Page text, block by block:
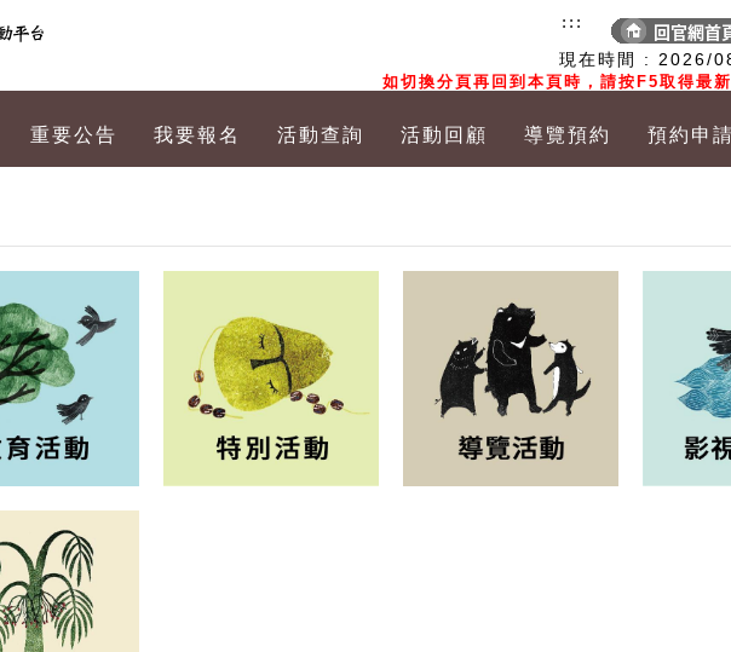
現在時間 : 2026/
如切換分頁再回到本頁時，請按F5取得最
:::
重要公告 我要報名 活動查詢 活動回顧 導覽預約 預約申請